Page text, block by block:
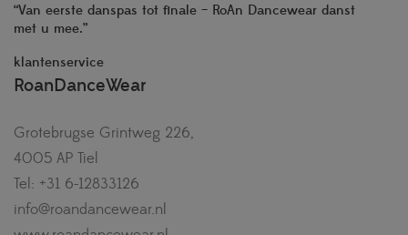
“Van eerste danspas tot finale – RoAn Dancewear danst
met u mee.”
klantenservice
RoanDanceWear
Grotebrugse Grintweg 226,
4005 AP Tiel
Tel: +31 6-12833126
info@roandancewear.nl